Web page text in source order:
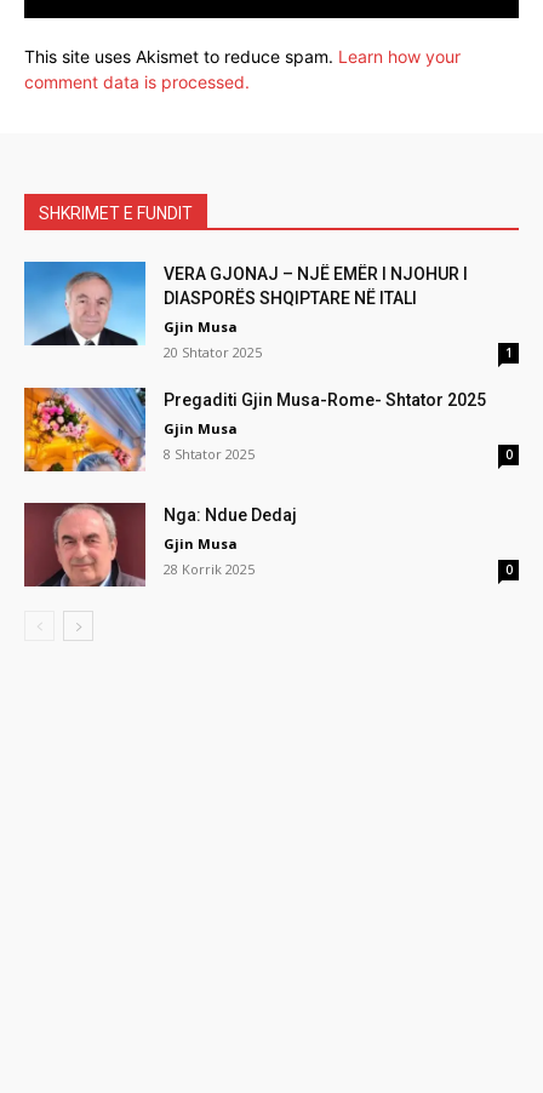
This site uses Akismet to reduce spam. Learn how your
comment data is processed.
SHKRIMET E FUNDIT
VERA GJONAJ – NJË EMËR I NJOHUR I
DIASPORËS SHQIPTARE NË ITALI
Gjin Musa
20 Shtator 2025
1
Pregaditi Gjin Musa-Rome- Shtator 2025
Gjin Musa
8 Shtator 2025
0
Nga: Ndue Dedaj
Gjin Musa
28 Korrik 2025
0